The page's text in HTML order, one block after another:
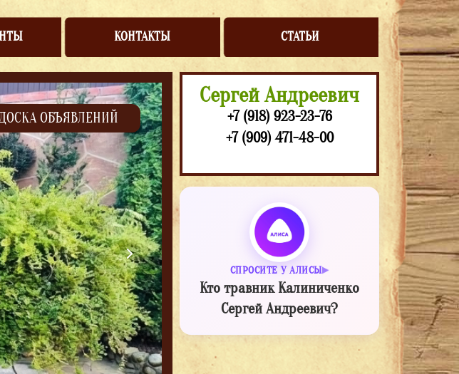
КОНТАКТЫ СТАТЬИ
ОБЪЯВЛЕНИЙ
Сергей Андреевич
+7 (918) 923-23-76
+7 (909) 471-48-00
СПРОСИТЕ У АЛИСЫ
Кто травник Калиниченко
Сергей Андреевич?